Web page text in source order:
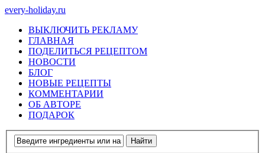
every-holiday.ru
ВЫКЛЮЧИТЬ РЕКЛАМУ
ГЛАВНАЯ
ПОДЕЛИТЬСЯ РЕЦЕПТОМ
НОВОСТИ
БЛОГ
НОВЫЕ РЕЦЕПТЫ
КОММЕНТАРИИ
ОБ АВТОРЕ
ПОДАРОК